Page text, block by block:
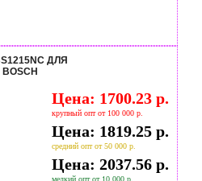
ДЛЯ
Цена: 1700.23 р.
крупный опт от 100 000 р.
Цена: 1819.25 р.
средний опт от 50 000 р.
Цена: 2037.56 р.
мелкий опт от 10 000 р.